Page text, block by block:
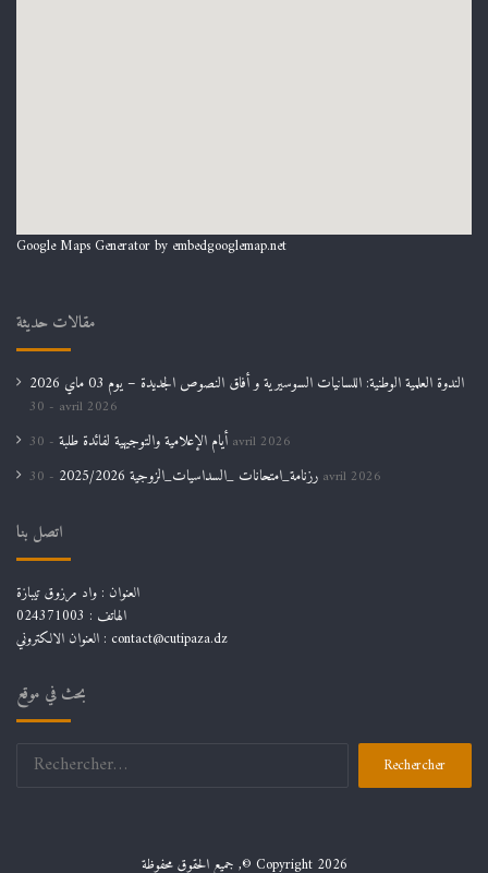
Google Maps Generator by embedgooglemap.net
مقالات حديثة
الندوة العلمية الوطنية: اللسانيات السوسيرية و أفاق النصوص الجديدة – يوم 03 ماي 2026
30 avril 2026
أيام الإعلامية والتوجيهية لفائدة طلبة 30 avril 2026
رزنامة_امتحانات _السداسيات_الزوجية 2025/2026 30 avril 2026
اتصل بنا
العنوان : واد مرزوق تيبازة
الهاتف : 024371003
العنوان الالكتروني : contact@cutipaza.dz
بحث في موقع
Rechercher :
جميع الحقوق محفوظة ,© Copyright 2026